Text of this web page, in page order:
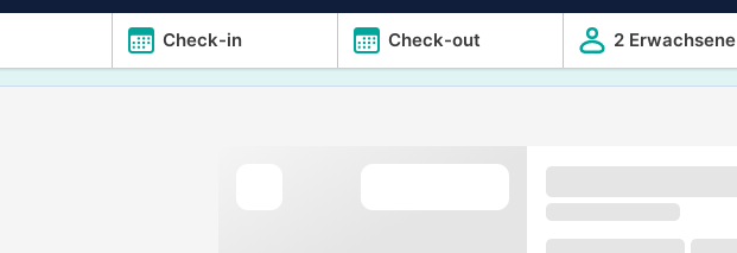
Check-in Check-out 2 Erwachsene